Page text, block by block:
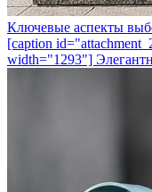
Ключевые аспекты
[caption
width="1293"]